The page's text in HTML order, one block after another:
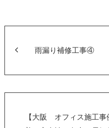
雨漏り補修工事④
【大阪 オフィス施工事